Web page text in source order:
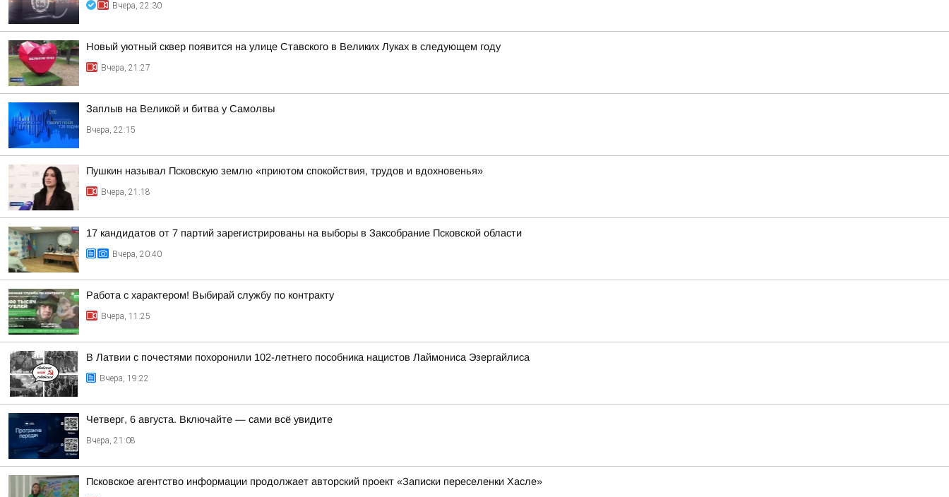
Вчера, 22:30
Новый уютный сквер появится на улице Ставского в Великих Луках в следующем году
Вчера, 21:27
Заплыв на Великой и битва у Самолвы
Вчера, 22:15
Пушкин называл Псковскую землю «приютом спокойствия, трудов и вдохновенья»
Вчера, 21:18
17 кандидатов от 7 партий зарегистрированы на выборы в Заксобрание Псковской области
Вчера, 20:40
Работа с характером! Выбирай службу по контракту
Вчера, 11:25
В Латвии с почестями похоронили 102-летнего пособника нацистов Лаймониса Эзергайлиса
Вчера, 19:22
Четверг, 6 августа. Включайте — сами всё увидите
Вчера, 21:08
Псковское агентство информации продолжает авторский проект «Записки переселенки Хасле»